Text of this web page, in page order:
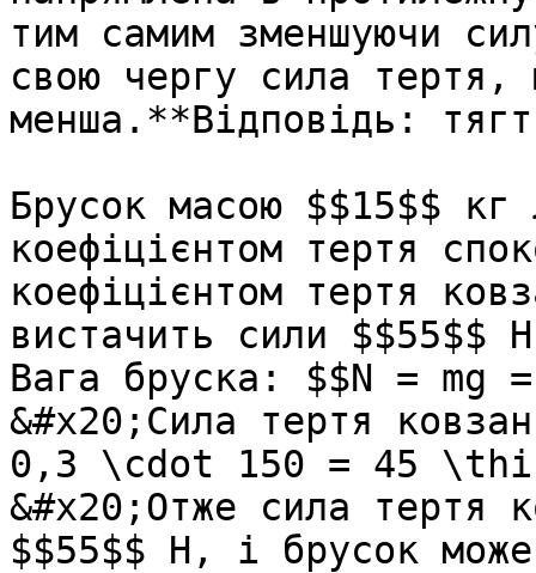
тим самим зменшуючи
свою чергу сила тертя,
менша.**Вiдповiдь:
Брусок масою $$15$$
коефіцієнтом тертя
коефіцієнтом тертя
вистачить сили $$55$$
Вага бруска: $$N = mg
&#x20;Сила тертя
0,3 \cdot 150 = 45
&#x20;Отже сила тертя
$$55$$ Н, і брусок